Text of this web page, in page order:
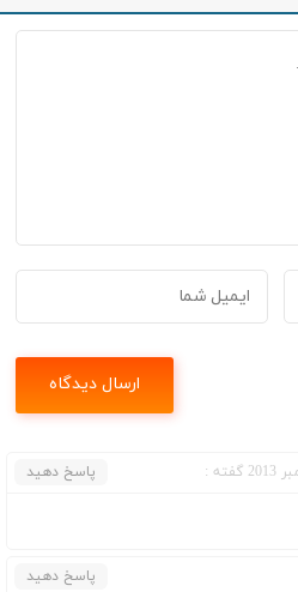
پاسخ دهید
پاسخ دهید